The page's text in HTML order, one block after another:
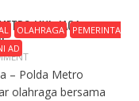
OLAHRAGA
PEMERINTA
AD
JAYA, JAGA
– Polda Metro
olahraga bersama